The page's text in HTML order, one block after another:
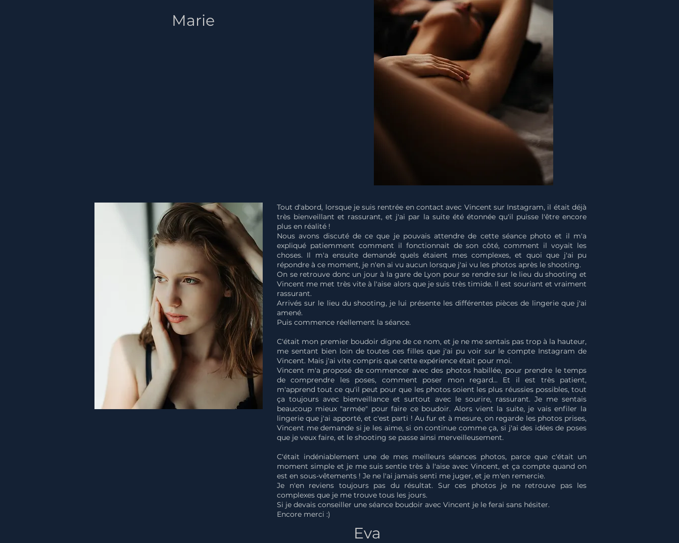
Marie
Tout d'abord, lorsque je suis rentrée en contact avec Vincent sur Instagram, il était déjà
très bienveillant et rassurant, et j'ai par la suite été étonnée qu'il puisse l'être encore
plus en réalité !
Nous avons discuté de ce que je pouvais attendre de cette séance photo et il m'a
expliqué patiemment comment il fonctionnait de son côté, comment il voyait les
choses. Il m'a ensuite demandé quels étaient mes complexes, et quoi que j'ai pu
répondre à ce moment, je n'en ai vu aucun lorsque j'ai vu les photos après le shooting.
On se retrouve donc un jour à la gare de Lyon pour se rendre sur le lieu du shooting et
Vincent me met très vite à l'aise alors que je suis très timide. Il est souriant et vraiment
rassurant.
Arrivés sur le lieu du shooting, je lui présente les différentes pièces de lingerie que j'ai
amené.
Puis commence réellement la séance.
C'était mon premier boudoir digne de ce nom, et je ne me sentais pas trop à la hauteur,
me sentant bien loin de toutes ces filles que j'ai pu voir sur le compte Instagram de
Vincent. Mais j'ai vite compris que cette expérience était pour moi.
Vincent m'a proposé de commencer avec des photos habillée, pour prendre le temps
de comprendre les poses, comment poser mon regard... Et il est très patient,
m'apprend tout ce qu'il peut pour que les photos soient les plus réussies possibles, tout
ça toujours avec bienveillance et surtout avec le sourire, rassurant. Je me sentais
beaucoup mieux "armée" pour faire ce boudoir. Alors vient la suite, je vais enfiler la
lingerie que j'ai apporté, et c'est parti ! Au fur et à mesure, on regarde les photos prises,
Vincent me demande si je les aime, si on continue comme ça, si j'ai des idées de poses
que je veux faire, et le shooting se passe ainsi merveilleusement.
C'était indéniablement une de mes meilleurs séances photos, parce que c'était un
moment simple et je me suis sentie très à l'aise avec Vincent, et ça compte quand on
est en sous-vêtements ! Je ne l'ai jamais senti me juger, et je m'en remercie.
Je n'en reviens toujours pas du résultat. Sur ces photos je ne retrouve pas les
complexes que je me trouve tous les jours.
Si je devais conseiller une séance boudoir avec Vincent je le ferai sans hésiter.
Encore merci :)
Eva